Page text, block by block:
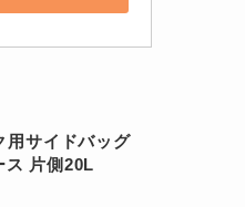
用サイドバッグ
ス 片側20L